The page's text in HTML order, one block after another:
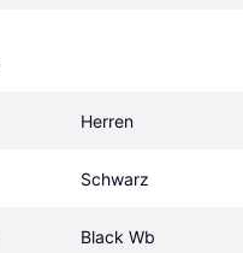
Herren
Schwarz
Black Wb